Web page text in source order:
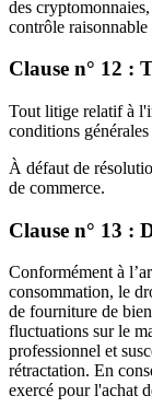
des
contrôle
Clause n° 12 :
Tout litige relatif à
conditions
À défaut de
de commerce.
Clause n° 13 :
Conformément à
consommation, le
de fourniture de
fluctuations sur le
professionnel et
rétractation. En
exercé pour l'achat